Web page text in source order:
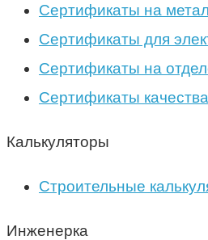
Сертификаты на
Сертификаты для
Сертификаты на
Сертификаты
Калькуляторы
Строительные
Инженерка